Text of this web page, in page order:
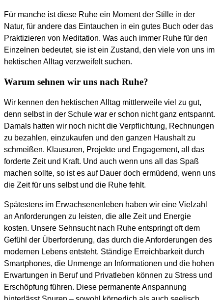
Für manche ist diese Ruhe ein Moment der Stille in der
Natur, für andere das Eintauchen in ein gutes Buch oder das
Praktizieren von Meditation. Was auch immer Ruhe für den
Einzelnen bedeutet, sie ist ein Zustand, den viele von uns im
hektischen Alltag verzweifelt suchen.
Warum sehnen wir uns nach Ruhe?
Wir kennen den hektischen Alltag mittlerweile viel zu gut,
denn selbst in der Schule war er schon nicht ganz entspannt.
Damals hatten wir noch nicht die Verpflichtung, Rechnungen
zu bezahlen, einzukaufen und den ganzen Haushalt zu
schmeißen. Klausuren, Projekte und Engagement, all das
forderte Zeit und Kraft. Und auch wenn uns all das Spaß
machen sollte, so ist es auf Dauer doch ermüdend, wenn uns
die Zeit für uns selbst und die Ruhe fehlt.
Spätestens im Erwachsenenleben haben wir eine Vielzahl
an Anforderungen zu leisten, die alle Zeit und Energie
kosten. Unsere Sehnsucht nach Ruhe entspringt oft dem
Gefühl der Überforderung, das durch die Anforderungen des
modernen Lebens entsteht. Ständige Erreichbarkeit durch
Smartphones, die Unmenge an Informationen und die hohen
Erwartungen in Beruf und Privatleben können zu Stress und
Erschöpfung führen. Diese permanente Anspannung